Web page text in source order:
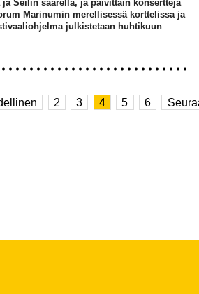
Seilin saarella, ja päivittäin konsertteja
Marinumin merellisessä korttelissa ja
julkistetaan huhtikuun
2 3 4 5 6